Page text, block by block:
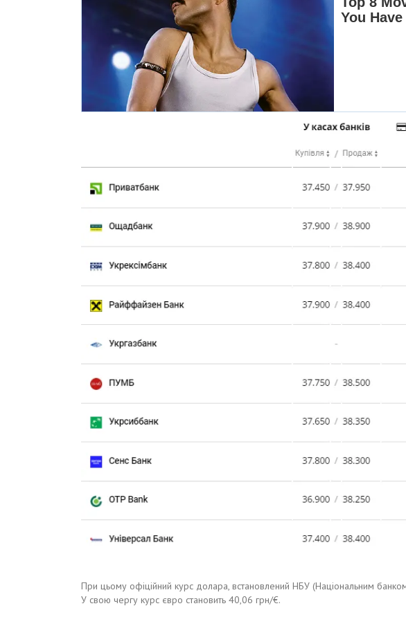
При цьому офіційний курс долара, встановлений НБУ (Національним
У свою чергу курс євро становить 40,06 грн/€.